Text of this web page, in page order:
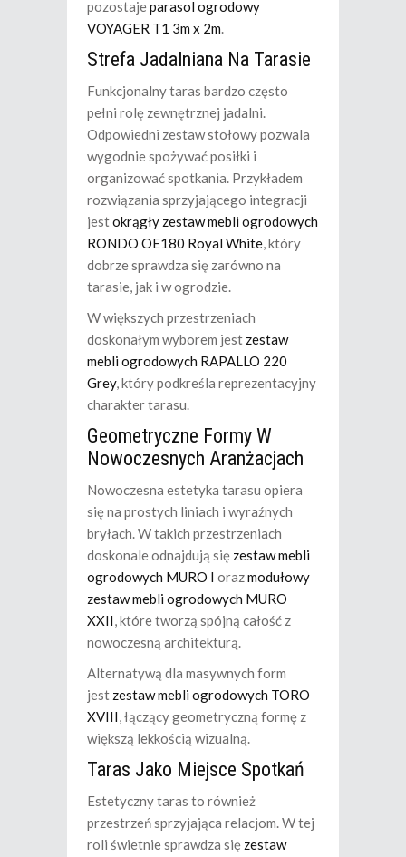
pozostajeparasol ogrodowy
VOYAGER T1 3m x 2m.
Strefa Jadalniana Na Tarasie
Funkcjonalny taras bardzo często
pełni rolę zewnętrznej jadalni.
Odpowiedni zestaw stołowy pozwala
wygodnie spożywać posiłki i
organizować spotkania. Przykładem
rozwiązania sprzyjającego integracji
jestokrągły zestaw mebli ogrodowych
RONDO OE180 Royal White, który
dobrze sprawdza się zarówno na
tarasie, jak i w ogrodzie.
W większych przestrzeniach
doskonałym wyborem jest zestaw
mebli ogrodowych RAPALLO 220
Grey, który podkreśla reprezentacyjny
charakter tarasu.
Geometryczne Formy W
Nowoczesnych Aranżacjach
Nowoczesna estetyka tarasu opiera
się na prostych liniach i wyraźnych
bryłach. W takich przestrzeniach
doskonale odnajdują się zestaw mebli
ogrodowych MURO I orazmodułowy
zestaw mebli ogrodowych MURO
XXII, które tworzą spójną całość z
nowoczesną architekturą.
Alternatywą dla masywnych form
jest zestaw mebli ogrodowych TORO
XVIII, łączący geometryczną formę z
większą lekkością wizualną.
Taras Jako Miejsce Spotkań
Estetyczny taras to również
przestrzeń sprzyjająca relacjom. W tej
roli świetnie sprawdza się zestaw